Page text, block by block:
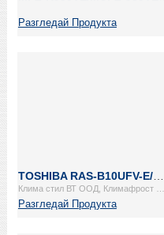
Разгледай Продукта
TOSHIBA RAS-B10UFV-E/RAS-10N3AV2-E
Разгледай Продукта